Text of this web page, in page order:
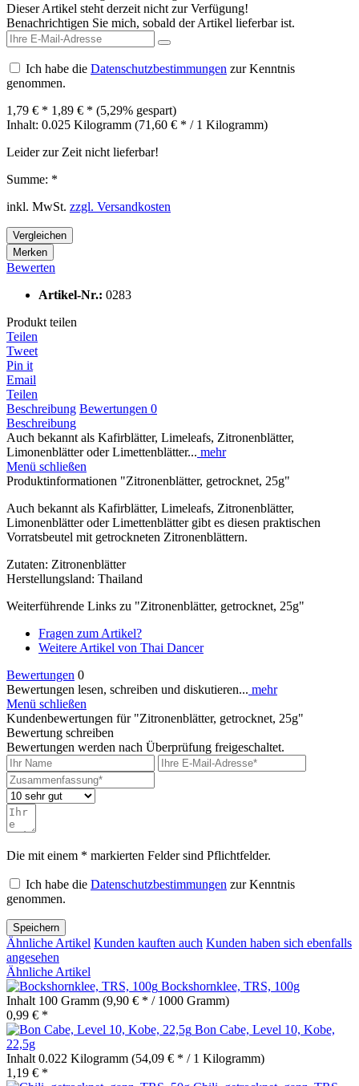
Dieser Artikel steht derzeit nicht zur Verfügung!
Benachrichtigen Sie mich, sobald der Artikel lieferbar ist.
Ich habe die Datenschutzbestimmungen zur Kenntnis
genommen.
1,79 € * 1,89 € * (5,29% gespart)
Inhalt: 0.025 Kilogramm (71,60 € * / 1 Kilogramm)
Leider zur Zeit nicht lieferbar!
Summe: *
inkl. MwSt. zzgl. Versandkosten
Vergleichen
Merken
Bewerten
Artikel-Nr.: 0283
Produkt teilen
Teilen
Tweet
Pin it
Email
Teilen
Beschreibung Bewertungen 0
Beschreibung
Auch bekannt als Kafirblätter, Limeleafs, Zitronenblätter,
Limonenblätter oder Limettenblätter... mehr
Menü schließen
Produktinformationen "Zitronenblätter, getrocknet, 25g"
Auch bekannt als Kafirblätter, Limeleafs, Zitronenblätter,
Limonenblätter oder Limettenblätter gibt es diesen praktischen
Vorratsbeutel mit getrockneten Zitronenblättern.
Zutaten: Zitronenblätter
Herstellungsland: Thailand
Weiterführende Links zu "Zitronenblätter, getrocknet, 25g"
Fragen zum Artikel?
Weitere Artikel von Thai Dancer
Bewertungen 0
Bewertungen lesen, schreiben und diskutieren... mehr
Menü schließen
Kundenbewertungen für "Zitronenblätter, getrocknet, 25g"
Bewertung schreiben
Bewertungen werden nach Überprüfung freigeschaltet.
Die mit einem * markierten Felder sind Pflichtfelder.
Ich habe die Datenschutzbestimmungen zur Kenntnis
genommen.
Speichern
Ähnliche Artikel Kunden kauften auch Kunden haben sich ebenfalls
angesehen
Ähnliche Artikel
Bockshornklee, TRS, 100g
Inhalt 100 Gramm (9,90 € * / 1000 Gramm)
0,99 € *
Bon Cabe, Level 10, Kobe,
22,5g
Inhalt 0.022 Kilogramm (54,09 € * / 1 Kilogramm)
1,19 € *